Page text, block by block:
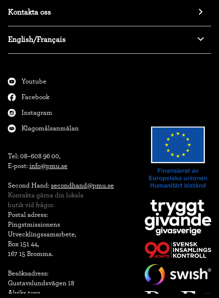
Kontakta oss
English/Français
Youtube
Facebook
Instagram
Klagomålsanmälan
Tel: 08–608 96 00,
E-post: info@pmu.se
Second Hand: secondhand@pmu.se
Kontakta gärna din lokala
butik vid frågor.
Postal adress:
Pingstmissionens
Utvecklingssamarbete,
Box 151 44,
167 15 Bromma.
Besöksadress:
Gustavslundsvägen 18
Alviks torg